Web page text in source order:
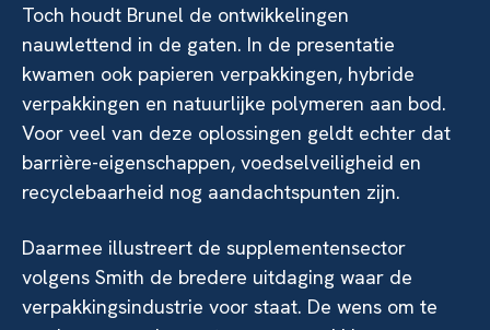
Toch houdt Brunel de ontwikkelingen
nauwlettend in de gaten. In de presentatie
kwamen ook papieren verpakkingen, hybride
verpakkingen en natuurlijke polymeren aan bod.
Voor veel van deze oplossingen geldt echter dat
barrière-eigenschappen, voedselveiligheid en
recyclebaarheid nog aandachtspunten zijn.
Daarmee illustreert de supplementensector
volgens Smith de bredere uitdaging waar de
verpakkingsindustrie voor staat. De wens om te